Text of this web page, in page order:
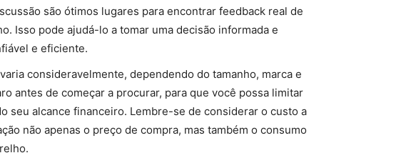
são ótimos lugares para encontrar feedback real de
Isso pode ajudá-lo a tomar uma decisão informada e
e eficiente.
consideravelmente, dependendo do tamanho, marca e
antes de começar a procurar, para que você possa limitar
seu alcance financeiro. Lembre-se de considerar o custo a
não apenas o preço de compra, mas também o consumo